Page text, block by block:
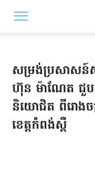
សម្រង់ប្រសាសន៍
ហ៊ុន ម៉ាណែត ជួ
និយោជិត ពីរោង
ខេត្តកំពង់ស្ពឺ